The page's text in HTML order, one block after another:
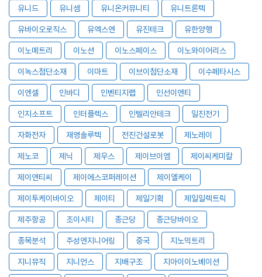
유니드 유니셈 유니온커뮤니티 유니트론텍
유바이오로직스 유엑스엔 유진테크 유한양행
이노메트리 이노션 이노스페이스 이노와이어리스
이녹스첨단소재 이마트 이브이첨단소재 이수페타시스
이엔셀 인바디 인벤티지랩 인선이엔티
인지소프트 인터플렉스 인텔리안테크 일진전기
자화전자 재영솔루텍 전진건설로봇 제노레이
제노코 제닉 제우스 제이브이엠 제이씨케미칼
제이앤티씨 제이에스코퍼레이션 제이엘케이
제이투케이바이오 제이티 제일기획 제일일렉트릭
제주항공 조이시티 종근당 종근당바이오
종목분석 주성엔지니어링 중국 지노믹트리
지니뮤직 지니언스 지배구조 지아이이노베이션